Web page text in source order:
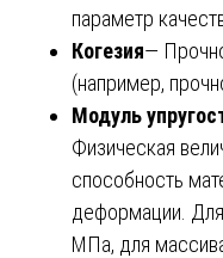
параметр
Когезия—
(например,
Модуль
Физическая
способность
деформации.
МПа, для